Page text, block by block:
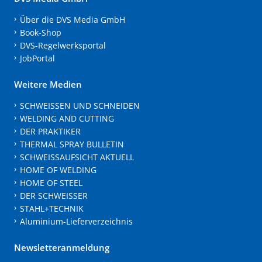
Über die DVS Media GmbH
Book-Shop
DVS-Regelwerksportal
JobPortal
Weitere Medien
SCHWEISSEN UND SCHNEIDEN
WELDING AND CUTTING
DER PRAKTIKER
THERMAL SPRAY BULLETIN
SCHWEISSAUFSICHT AKTUELL
HOME OF WELDING
HOME OF STEEL
DER SCHWEISSER
STAHL+TECHNIK
Aluminium-Lieferverzeichnis
Newsletteranmeldung